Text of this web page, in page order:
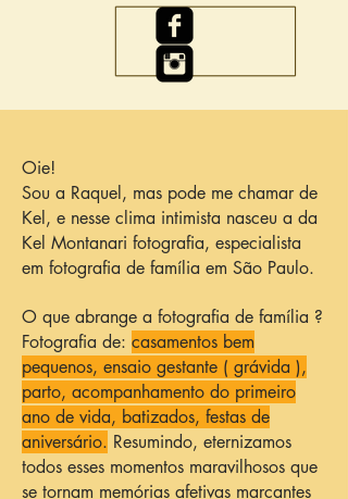
Oie!
Sou a Raquel, mas pode me chamar de
Kel, e nesse clima intimista nasceu a da
Kel Montanari fotografia, especialista
em fotografia de família em São Paulo.
O que abrange a fotografia de família ?
Fotografia de: casamentos bem
pequenos, ensaio gestante ( grávida ),
parto, acompanhamento do primeiro
ano de vida, batizados, festas de
aniversário. Resumindo, eternizamos
todos esses momentos maravilhosos que
se tornam memórias afetivas marcantes